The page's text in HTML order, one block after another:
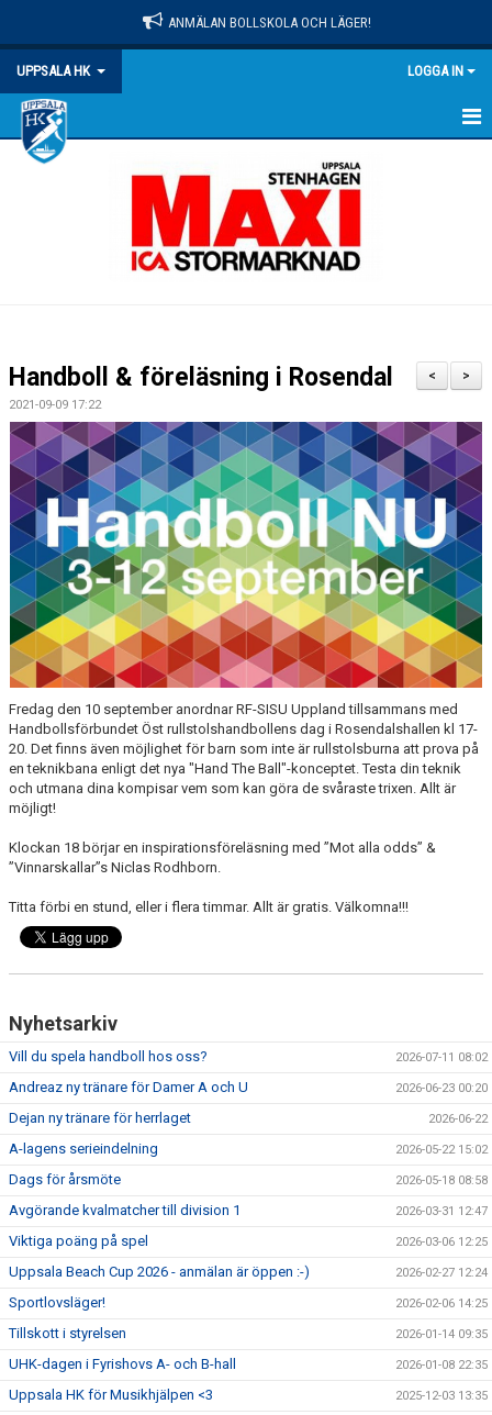
ANMÄLAN BOLLSKOLA OCH LÄGER!
UPPSALA HK LOGGA IN
HEM
KONTAKT
DOKUMENT
PRAKTISK INFO
>
<
Handboll & föreläsning i Rosendal
2021-09-09 17:22
Fredag den 10 september anordnar RF-SISU Uppland tillsammans med
Handbollsförbundet Öst rullstolshandbollens dag i Rosendalshallen kl 17-
20. Det finns även möjlighet för barn som inte är rullstolsburna att prova på
en teknikbana enligt det nya "Hand The Ball"-konceptet. Testa din teknik
och utmana dina kompisar vem som kan göra de svåraste trixen. Allt är
möjligt!
Klockan 18 börjar en inspirationsföreläsning med ”Mot alla odds” &
”Vinnarskallar”s Niclas Rodhborn.
Titta förbi en stund, eller i flera timmar. Allt är gratis. Välkomna!!!
Nyhetsarkiv
Vill du spela handboll hos oss? 2026-07-11 08:02
Andreaz ny tränare för Damer A och U 2026-06-23 00:20
Dejan ny tränare för herrlaget 2026-06-22
A-lagens serieindelning 2026-05-22 15:02
Dags för årsmöte 2026-05-18 08:58
Avgörande kvalmatcher till division 1 2026-03-31 12:47
Viktiga poäng på spel 2026-03-06 12:25
Uppsala Beach Cup 2026 - anmälan är öppen :-) 2026-02-27 12:24
Sportlovsläger! 2026-02-06 14:25
Tillskott i styrelsen 2026-01-14 09:35
UHK-dagen i Fyrishovs A- och B-hall 2026-01-08 22:35
Uppsala HK för Musikhjälpen <3 2025-12-03 13:35